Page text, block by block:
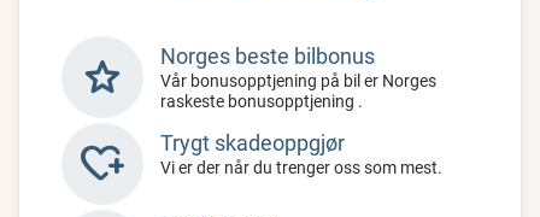
star Norges beste bilbonus
Vår bonusopptjening på bil er Norges
raskeste bonusopptjening .
heart_plus Trygt skadeoppgjør
Vi er der når du trenger oss som mest.